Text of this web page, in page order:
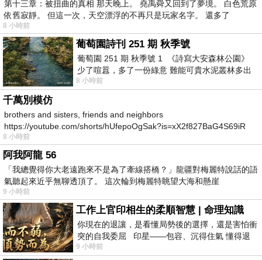
第十三章：被扭曲的真相 那天晚上。 堯禹舜又回到了夢境。 白色荒原
依舊寂靜。 但這一次，天空漂浮的不再只是玩家名字。 還多了
8 小時前
葡萄園詩刊 251 期 秋季號
葡萄園 251 期 秋季號 1 《詩寫大安森林公園》
少了喧囂，多了一份綠意 難能可貴水泥叢林多出
一
8 小時前
千萬別模仿
brothers and sisters, friends and neighbors
https://youtube.com/shorts/hUfepoOgSak?is=xX2f827BaG4S69iR
https
8 小時前
阿我阿龍 56
「我總覺得你大老遠跑來不是為了牽線搭橋？」龍疆對梅麗特說話的語
氣聽起來近乎無聊透頂了。 這次輪到梅麗特眺望大海和懸崖
9 小時前
工作上官印相生的柔順智慧 | 命理知識
你現在的退讓，是看懂局勢後的選擇，還是害怕衝
突的自我委屈 印星——包容、沉得住氣 懂得退
一步觀察，不會
9 小時前